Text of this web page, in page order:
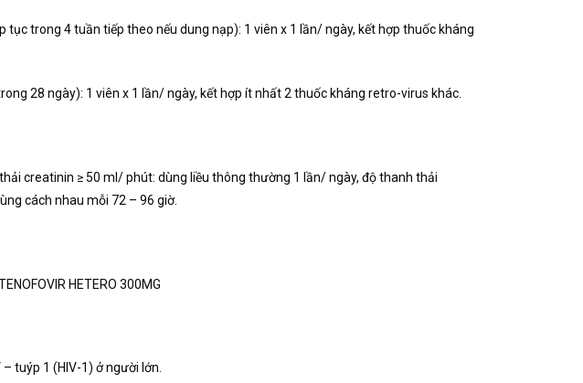
trong 4 tuần tiếp theo nếu dung nạp): 1 viên x 1 lần/ ngày, kết hợp thuốc kháng
28 ngày): 1 viên x 1 lần/ ngày, kết hợp ít nhất 2 thuốc kháng retro-virus khác.
creatinin ≥ 50 ml/ phút: dùng liều thông thường 1 lần/ ngày, độ thanh thải
cách nhau mỗi 72 – 96 giờ.
HETERO 300MG
tuýp 1 (HIV-1) ở người lớn.